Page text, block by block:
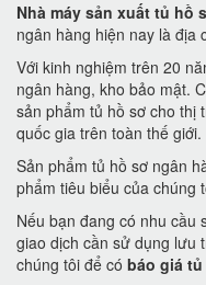
Nhà máy sản xuất tủ hồ
ngân hàng hiện nay là địa
Với kinh nghiệm trên 20
ngân hàng, kho bảo mật.
sản phẩm tủ hồ sơ cho thị
quốc gia trên toàn thế giới.
Sản phẩm tủ hồ sơ ngân
phẩm tiêu biểu của chúng
Nếu bạn đang có nhu cầu
giao dịch cần sử dụng lưu
chúng tôi để có báo giá